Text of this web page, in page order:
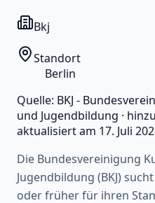
Bkj
Standort
Berlin
Quelle: BKJ -
und Jugendbildung ·
aktualisiert am 17. Juli
Die Bundesvereinigung
Jugendbildung (BKJ)
oder früher für ihren